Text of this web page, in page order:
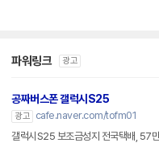
파워링크 광고
공짜버스폰 갤럭시S25
광고
cafe.naver.com/tofm01
갤럭시S25 보조금성지 전국택배, 57